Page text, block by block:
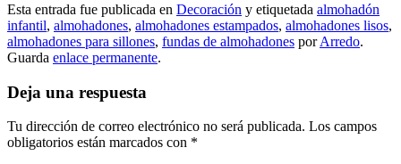
Esta entrada fue publicada en Decoración y etiquetada almohadón
infantil, almohadones, almohadones estampados, almohadones lisos,
almohadones para sillones, fundas de almohadones porArredo.
Guarda enlace permanente.
Deja una respuesta
Tu dirección de correo electrónico no será publicada. Los campos
obligatorios están marcados con *